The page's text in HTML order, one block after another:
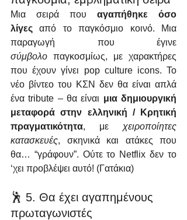
Μια σειρά που αγαπήθηκε όσο
λίγες από το παγκόσμιο κοινό. Μια
σύμβολο παγκοσμίως, με χαρακτήρες
που έχουν γίνει pop culture icons. Το
νέο βίντεο του ΚΣΝ δεν θα είναι απλά
ένα tribute – θα είναι μια δημιουργική
μεταφορά στην ελληνική / Κρητική
πραγματικότητα, με χειροποίητες
κατασκευές, σκηνικά και ατάκες που
θα… “γράφουν”. Ούτε το Netflix δεν το
‘χει προβλέψει αυτό! (Γατάκια)
🕺 5. Θα έχει αγαπημένους
πρωταγωνιστές